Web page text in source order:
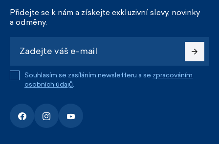
Přidejte se k nám a získejte exkluzivní slevy, novinky
a odměny.
Souhlasím se zasíláním newsletteru a se zpracováním
osobních údajů.